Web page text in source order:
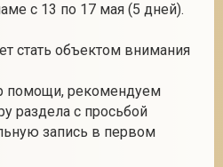
с 13 по 17 мая (5 дней).
стать объектом внимания
помощи, рекомендуем
раздела с просьбой
запись в первом